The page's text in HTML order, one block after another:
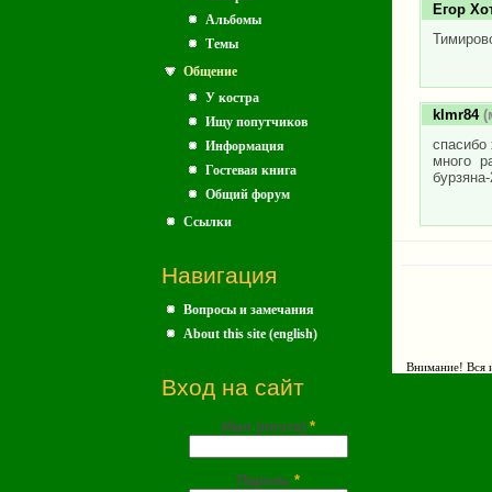
Альбомы
Темы
Общение
У костра
Ищу попутчиков
Информация
Гостевая книга
Общий форум
Ссылки
Навигация
Вопросы и замечания
About this site (english)
Вход на сайт
Имя (почта) *
Пароль *
Егор
klmr84
спасибо
много
Внимание! Вся